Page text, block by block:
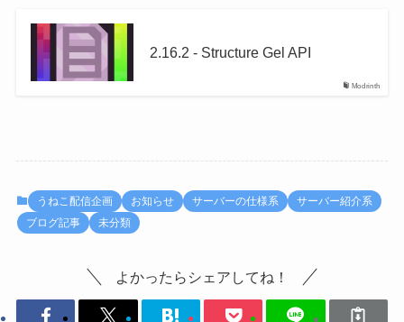
Modrinth
2.16.2 - Structure Gel API
うねこ配信企画 お知らせ サーバーの仕様系
サーバー紹介系
ブログ記事
未分類
よかったらシェアしてね！